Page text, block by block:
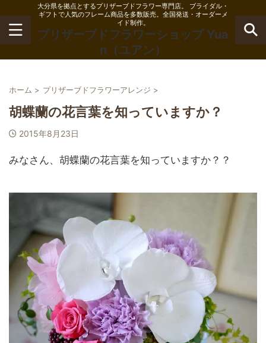
大分県を拠点とするプリザーブドフラワー専門店。 ブライダル・
ギフトで人気のフレーム商品を多数販売。全国発送・オーダーメ
イド制作。
プリザーブドフラワーショップ Yua
n（ユアン）
ホーム > プリザーブドフラワーアレンジ >
胡蝶蘭の花言葉を知っていますか？
2015年8月23日
みなさん、胡蝶蘭の花言葉を知っていますか？？